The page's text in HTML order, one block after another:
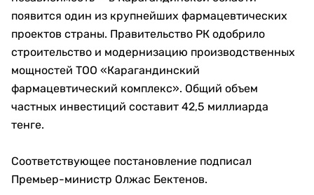
появится один из крупнейших фармацевтических
проектов страны. Правительство РК одобрило
строительство и модернизацию производственных
мощностей ТОО «Карагандинский
фармацевтический комплекс». Общий объем
частных инвестиций составит 42,5 миллиарда
тенге.
Соответствующее постановление подписал
Премьер-министр Олжас Бектенов.